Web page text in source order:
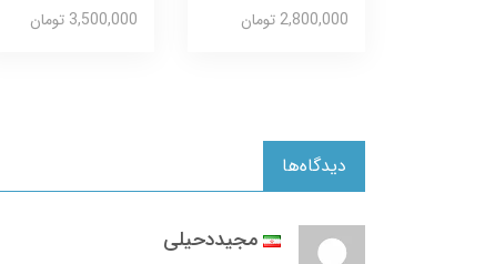
2,800,000 تومان 3,500,000 تومان
دیدگاه‌ها
مجیددحیلی